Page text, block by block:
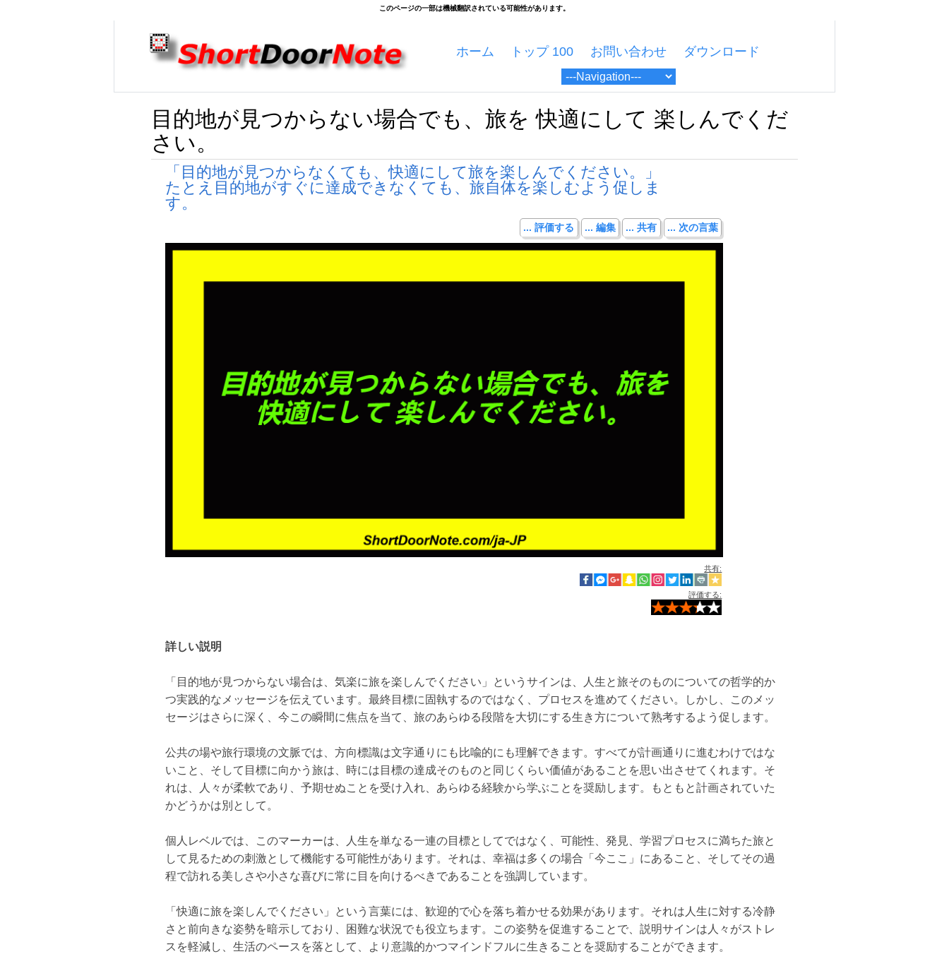
ホーム トップ 100 お問い合わせ ダウンロード
目的地が見つからない場合でも、旅を 快適にして 楽しんでくだ
さい。
「目的地が見つからなくても、快適にして旅を楽しんでください。」
たとえ目的地がすぐに達成できなくても、旅自体を楽しむよう促しま
す。
... 評価する ... 編集 ... 共有 ... 次の言葉
共有:
評価する:
詳しい説明
「目的地が見つからない場合は、気楽に旅を楽しんでください」というサインは、人生と旅そのものについての哲学的か
つ実践的なメッセージを伝えています。最終目標に固執するのではなく、プロセスを進めてください。しかし、このメッ
セージはさらに深く、今この瞬間に焦点を当て、旅のあらゆる段階を大切にする生き方について熟考するよう促します。
公共の場や旅行環境の文脈では、方向標識は文字通りにも比喩的にも理解できます。すべてが計画通りに進むわけではな
いこと、そして目標に向かう旅は、時には目標の達成そのものと同じくらい価値があることを思い出させてくれます。そ
れは、人々が柔軟であり、予期せぬことを受け入れ、あらゆる経験から学ぶことを奨励します。もともと計画されていた
かどうかは別として。
個人レベルでは、このマーカーは、人生を単なる一連の目標としてではなく、可能性、発見、学習プロセスに満ちた旅と
して見るための刺激として機能する可能性があります。それは、幸福は多くの場合「今ここ」にあること、そしてその過
程で訪れる美しさや小さな喜びに常に目を向けるべきであることを強調しています。
「快適に旅を楽しんでください」という言葉には、歓迎的で心を落ち着かせる効果があります。それは人生に対する冷静
さと前向きな姿勢を暗示しており、困難な状況でも役立ちます。この姿勢を促進することで、説明サインは人々がストレ
スを軽減し、生活のペースを落として、より意識的かつマインドフルに生きることを奨励することができます。